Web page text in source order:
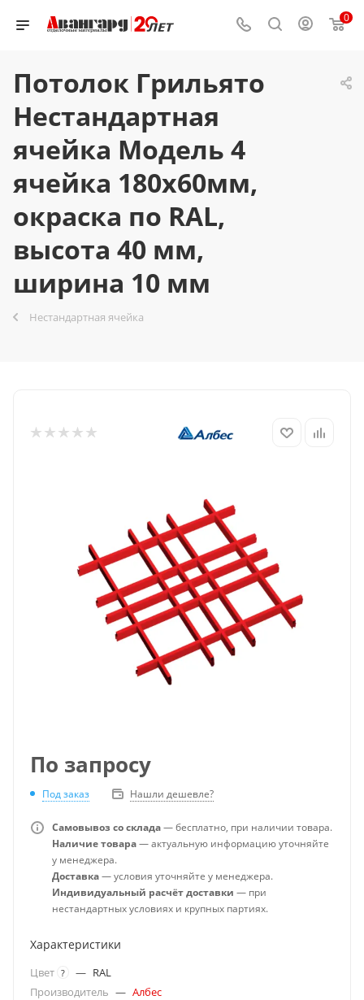
0
Потолок Грильято
Нестандартная
ячейка Модель 4
ячейка 180х60мм,
окраска по RAL,
высота 40 мм,
ширина 10 мм
Нестандартная ячейка
По запросу
Под заказ Нашли дешевле?
Самовывоз со склада— бесплатно, при наличии товара.
Наличие товара— актуальную информацию уточняйте
у менеджера.
Доставка— условия уточняйте у менеджера.
Индивидуальный расчёт доставки — при
нестандартных условиях и крупных партиях.
Характеристики
Цвет ? — RAL
Производитель — Албес